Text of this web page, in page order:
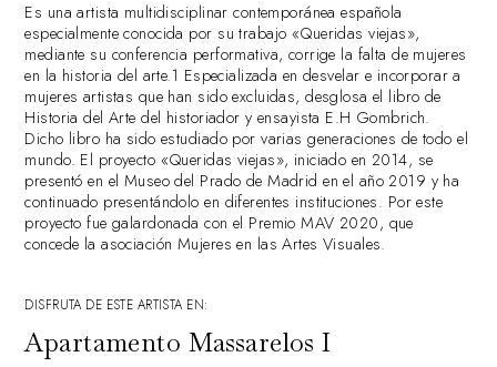
Es una artista multidisciplinar contemporánea española
especialmente conocida por su trabajo «Queridas viejas»,
mediante su conferencia performativa, corrige la falta de mujeres
en la historia del arte.1​ Especializada en desvelar e incorporar a
mujeres artistas que han sido excluidas, desglosa el libro de
Historia del Arte del historiador y ensayista E.H Gombrich.
Dicho libro ha sido estudiado por varias generaciones de todo el
mundo. El proyecto «Queridas viejas», iniciado en 2014, se
presentó en el Museo del Prado de Madrid en el año 2019 y ha
continuado presentándolo en diferentes instituciones. Por este
proyecto fue galardonada con el Premio MAV 2020, que
concede la asociación Mujeres en las Artes Visuales.
DISFRUTA DE ESTE ARTISTA EN:
Apartamento Massarelos I